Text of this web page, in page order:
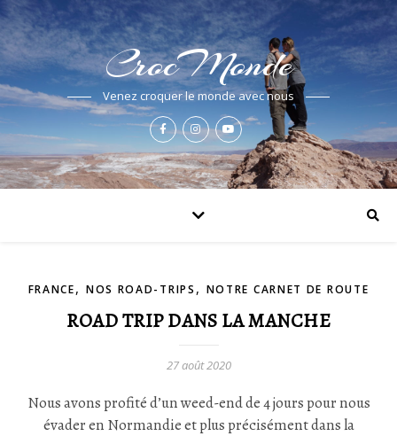
CrocMonde
Venez croquer le monde avec nous
FRANCE, NOS ROAD-TRIPS , NOTRE CARNET DE ROUTE
ROAD TRIP DANS LA MANCHE
27 août 2020
Nous avons profité d’un weed-end de 4 jours pour nous
évader en Normandie et plus précisément dans la